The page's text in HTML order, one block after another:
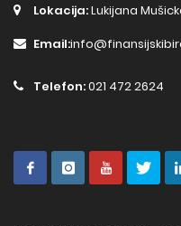
Lokacija:Lukijana
Email:
Telefon:021 472 2624